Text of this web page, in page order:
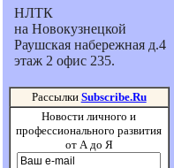
НЛТК
на Новокузнецкой
Раушская набережная д.4
этаж 2 офис 235.
Рассылки Subscribe.Ru
Новости личного и
профессионального развития
от А до Я